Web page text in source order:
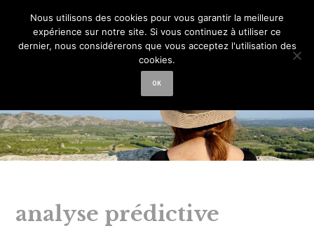
La femme aux
semelles de vent
analyse prédictive
Nous utilisons des cookies pour vous garantir la meilleure
expérience sur notre site. Si vous continuez à utiliser ce
dernier, nous considérerons que vous acceptez l'utilisation des
cookies.
OK